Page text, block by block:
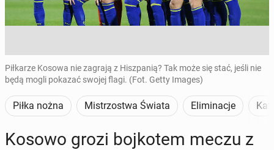
Piłkarze Kosowa nie zagrają z Hiszpanią? Tak może się stać, jeśli nie
będą mogli pokazać swojej flagi. (Fot. Getty Images)
Piłka nożna Mistrzostwa Świata Eliminacje
Kosowo grozi boj­ko­tem meczu z